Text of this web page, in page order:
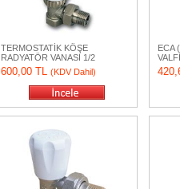
TERMOSTATİK KÖŞE
RADYATÖR VANASI 1/2
600,00 TL (KDV Dahil)
ECA